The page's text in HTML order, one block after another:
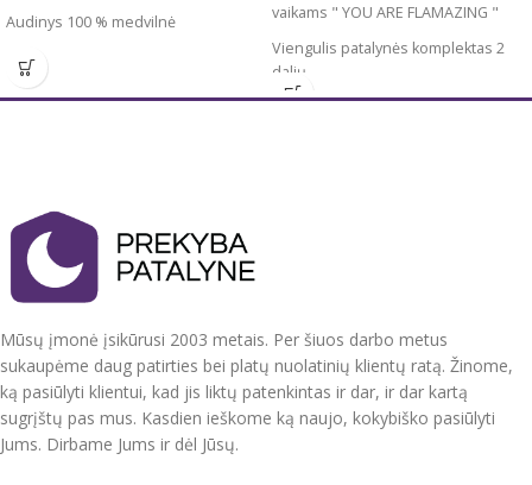
Audinys 100 % medvilnė
Komplektą sudaro :
Antklodės užvalkalas 200x220 cm
Antklodės užvalkalas užsegamas
užtrauktuku, pagalvių užvalkalai su
oxford apsiuvimu voko tipo
įvilkimas.
Patalynės komplektai supakuoti
dailioje dėžutėje. Tinkami dovanoti.
Pagaminta Ukrainoje.
Priežiūra:
vaikams " YOU ARE FLAMAZING "
Viengulis patalynės komplektas 2
dalių
Užvalkalas antklodei 140x200/220
Nedažo, nesiburbuliuoja, spec.
technologijos dėka mažai glamžosi.
Supakuotas į praktišką maišelį su
užtrauktuku, kurį jūsų vaikas galės ir
Mūsų įmonė įsikūrusi 2003 metais. Per šiuos darbo metus
sukaupėme daug patirties bei platų nuolatinių klientų ratą. Žinome,
ką pasiūlyti klientui, kad jis liktų patenkintas ir dar, ir dar kartą
sugrįštų pas mus. Kasdien ieškome ką naujo, kokybiško pasiūlyti
Jums. Dirbame Jums ir dėl Jūsų.